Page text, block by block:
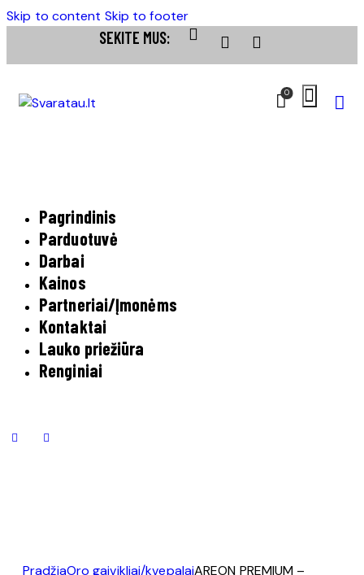
Skip to content Skip to footer
SEKITE MUS:
0
Pagrindinis
Parduotuvė
Darbai
Kainos
Partneriai/Įmonėms
Kontaktai
Lauko priežiūra
Renginiai
PradžiaOro gaivikliai/kvepalaiAREON PREMIUM –